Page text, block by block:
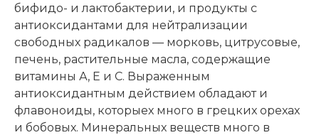
бифидо- и лактобактерии, и продукты с
антиоксидантами для нейтрализации
свободных радикалов — морковь, цитрусовые,
печень, растительные масла, содержащие
витамины А, Е и С. Выраженным
антиоксидантным действием обладают и
флавоноиды, которыех много в грецких орехах
и бобовых. Минеральных веществ много в